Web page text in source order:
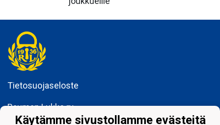
Tietosuojaseloste
Rauman Lukko ry
Kuninkaankatu 3
Käytämme sivustollamme evästeitä